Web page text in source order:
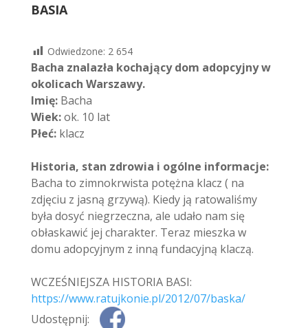
BASIA
Odwiedzone: 2 654
Bacha znalazła kochający dom adopcyjny w
okolicach Warszawy.
Imię: Bacha
Wiek:ok. 10 lat
Płeć: klacz
Historia, stan zdrowia i ogólne informacje:
Bacha to zimnokrwista potężna klacz ( na
zdjęciu z jasną grzywą). Kiedy ją ratowaliśmy
była dosyć niegrzeczna, ale udało nam się
obłaskawić jej charakter. Teraz mieszka w
domu adopcyjnym z inną fundacyjną klaczą.
WCZEŚNIEJSZA HISTORIA BASI:
https://www.ratujkonie.pl/2012/07/baska/
Udostępnij: